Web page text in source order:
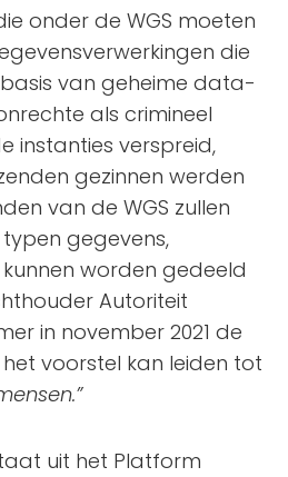
onder de WGS moeten
die
van geheime data-
als crimineel
instanties verspreid,
gezinnen werden
van de WGS zullen
gegevens,
worden gedeeld
Autoriteit
in november 2021 de
voorstel kan leiden tot
uit het Platform